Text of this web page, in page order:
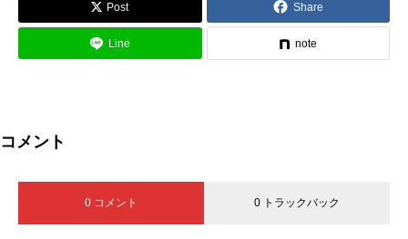
Post Share
Line note
コメント
0 コメント 0 トラックバック